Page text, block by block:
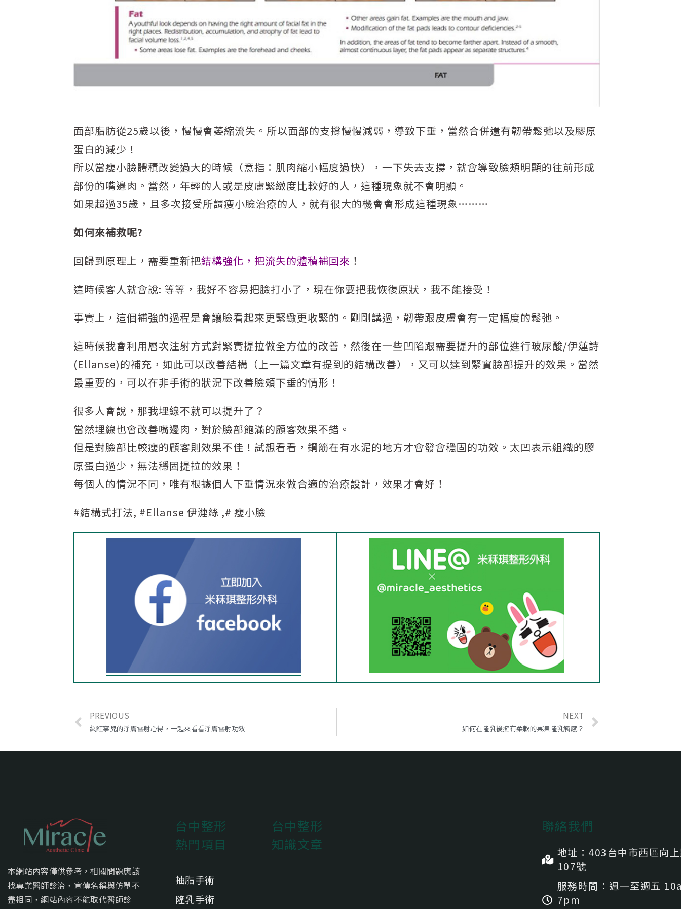
面部脂肪從25歲以後，慢慢會萎縮流失。所以面部的支撐慢慢減弱，導致下垂，當然合併還有韌帶鬆弛以及膠原
蛋白的減少！
所以當瘦小臉體積改變過大的時候（意指：肌肉縮小幅度過快），一下失去支撐，就會導致臉頰明顯的往前形成
部份的嘴邊肉。當然，年輕的人或是皮膚緊緻度比較好的人，這種現象就不會明顯。
如果超過35歲，且多次接受所謂瘦小臉治療的人，就有很大的機會會形成這種現象………
如何來補救呢?
回歸到原理上，需要重新把結構強化，把流失的體積補回來 ！
這時候客人就會說: 等等，我好不容易把臉打小了，現在你要把我恢復原狀，我不能接受！
事實上，這個補強的過程是會讓臉看起來更緊緻更收緊的。剛剛講過，韌帶跟皮膚會有一定幅度的鬆弛。
這時候我會利用層次注射方式對緊實提拉做全方位的改善，然後在一些凹陷跟需要提升的部位進行玻尿酸/伊蓮詩
(Ellanse)的補充，如此可以改善結構（上一篇文章有提到的結構改善），又可以達到緊實臉部提升的效果。當然
最重要的，可以在非手術的狀況下改善臉頰下垂的情形！
很多人會說，那我埋線不就可以提升了？
當然埋線也會改善嘴邊肉，對於臉部飽滿的顧客效果不錯。
但是對臉部比較瘦的顧客則效果不佳！試想看看，鋼筋在有水泥的地方才會發會穩固的功效。太凹表示組織的膠
原蛋白過少，無法穩固提拉的效果！
每個人的情況不同，唯有根據個人下垂情況來做合適的治療設計，效果才會好！
#結構式打法, #Ellanse 伊漣絲 ,# 瘦小臉
PREVIOUS
網紅寧兒的淨膚雷射心得，一起來看看淨膚雷射功效
NEXT
如何在隆乳後擁有柔軟的果凍隆乳觸感？
本網站內容僅供參考，相關問題應該
找專業醫師診治，宣傳名稱與仿單不
盡相同，網站內容不能取代醫師診
台中整形
熱門項目
抽脂手術
隆乳手術
台中整形
知識文章
聯絡我們
地址：403台中市⻄區向
107號
服務時間：週一至週五
7pm ｜